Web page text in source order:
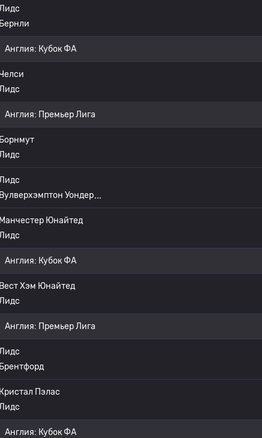
Бернли
Англия: Кубок ФА
Англия: Премьер Лига
Борнмут
Вулверхэмптон Уондер
Манчестер Юнайтед
Англия: Кубок ФА
Вест Хэм Юнайтед
Англия: Премьер Лига
Брентфорд
Кристал Пэлас
Англия: Кубок ФА